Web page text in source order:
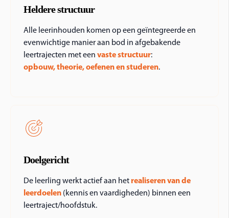
Heldere structuur
Alle leerinhouden komen op een geïntegreerde en
evenwichtige manier aan bod in afgebakende
leertrajecten met een vaste structuur:
opbouw,theorie, oefenen en studeren.
Doelgericht
De leerling werkt actief aan het realiseren van de
leerdoelen (kennis en vaardigheden) binnen een
leertraject/hoofdstuk.